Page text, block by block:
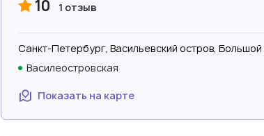
10 1 отзыв
Санкт-Петербург, Васильевский остров, Большой
Василеостровская
Показать на карте